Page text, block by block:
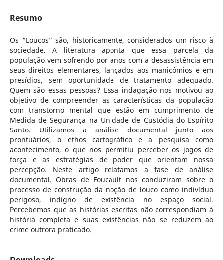
Resumo
Os “Loucos” são, historicamente, considerados um risco à
sociedade. A literatura aponta que essa parcela da
população vem sofrendo por anos com a desassistência em
seus direitos elementares, lançados aos manicômios e em
presídios, sem oportunidade de tratamento adequado.
Quem são essas pessoas? Essa indagação nos motivou ao
objetivo de compreender as características da população
com transtorno mental que estão em cumprimento de
Medida de Segurança na Unidade de Custódia do Espírito
Santo. Utilizamos a análise documental junto aos
prontuários, o ethos cartográfico e a pesquisa como
acontecimento, o que nos permitiu perceber os jogos de
força e as estratégias de poder que orientam nossa
percepção. Neste artigo relatamos a fase de análise
documental. Obras de Foucault nos conduziram sobre o
processo de construção da noção de louco como indivíduo
perigoso, indigno de existência no espaço social.
Percebemos que as histórias escritas não correspondiam à
história completa e suas existências não se reduzem ao
crime outrora praticado.